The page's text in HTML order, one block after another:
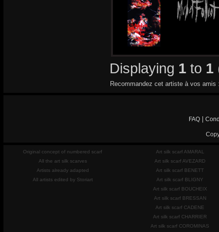
Displaying 1 to 1
Recommandez cet artiste à vos amis
FAQ|
Original concept of numbered scarf
All the art silk scarves
Artists already adapted
All artists edited by Storiart
Art silk scarf AMARAL
Art silk scarf AVEZARD
Art silk scarf BENETT
Art silk scarf BLIGNY
Art silk scarf BOUCHEIX
Art silk scarf BRESSAN
Art silk scarf CADENE
Art silk scarf CHARRIER
Art silk scarf COROMINAS